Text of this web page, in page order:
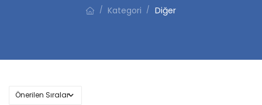
/ Kategori / Diğer